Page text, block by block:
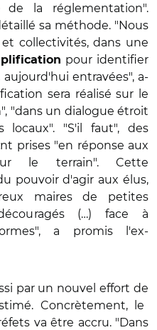
la réglementation".
sa méthode. "Nous
collectivités, dans une
pour identifier
entravées", a-
sera réalisé sur le
"dans un dialogue étroit
"S'il faut", des
prises "en réponse aux
le terrain". Cette
pouvoir d'agir aux élus,
maires de petites
(…) face à
a promis l'ex-
par un nouvel effort de
Concrètement, le
va être accru. "Dans